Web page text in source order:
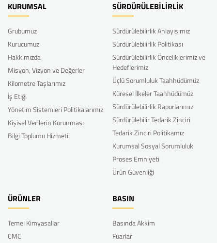
KURUMSAL
Grubumuz
Kurucumuz
Hakkımızda
Misyon, Vizyon ve Değerler
Kilometre Taşlarımız
İş Etiği
Yönetim Sistemleri Politikalarımız
Kişisel Verilerin Korunması
Bilgi Toplumu Hizmeti
SÜRDÜRÜLEBİLİRLİK
Sürdürülebilirlik Anlayışımız
Sürdürülebilirlik Politikası
Sürdürülebilirlik Önceliklerimiz ve
Hedeflerimiz
Üçlü Sorumluluk Taahhüdümüz
Küresel İlkeler Taahhüdümüz
Sürdürülebilirlik Raporlarımız
Sürdürülebilir Tedarik Zinciri
Tedarik Zinciri Politikamız
Kurumsal Sosyal Sorumluluk
Proses Emniyeti
Ürün Güvenliği
ÜRÜNLER
Temel Kimyasallar
CMC
BASIN
Basında Akkim
Fuarlar